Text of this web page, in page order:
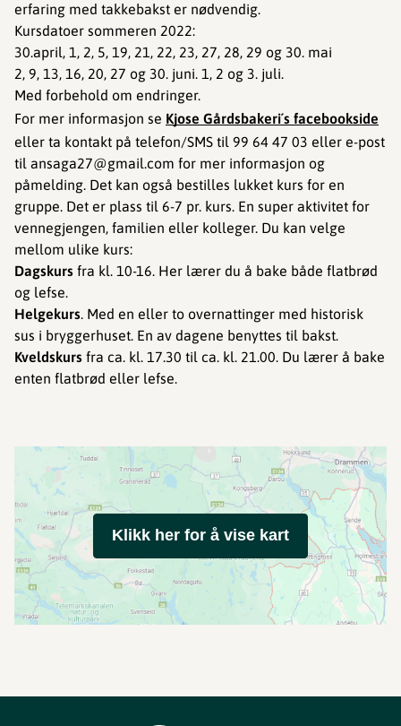
erfaring med takkebakst er nødvendig.
Kursdatoer sommeren 2022:
30.april, 1, 2, 5, 19, 21, 22, 23, 27, 28, 29 og 30. mai
2, 9, 13, 16, 20, 27 og 30. juni. 1, 2 og 3. juli.
Med forbehold om endringer.
For mer informasjon se Kjose Gårdsbakeri´s facebookside
eller ta kontakt på telefon/SMS til 99 64 47 03 eller e-post
til ansaga27@gmail.com for mer informasjon og
påmelding. Det kan også bestilles lukket kurs for en
gruppe. Det er plass til 6-7 pr. kurs. En super aktivitet for
vennegjengen, familien eller kolleger. Du kan velge
mellom ulike kurs:
Dagskurs fra kl. 10-16. Her lærer du å bake både flatbrød
og lefse.
Helgekurs. Med en eller to overnattinger med historisk
sus i bryggerhuset. En av dagene benyttes til bakst.
Kveldskurs fra ca. kl. 17.30 til ca. kl. 21.00. Du lærer å bake
enten flatbrød eller lefse.
Klikk her for å vise kart